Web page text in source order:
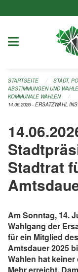
STARTSEITE
STADT,
ABSTIMMUNGEN UND
KOMMUNALE WAHLEN
14.06.2026 - ERSATZWAHL
Stadtrat
Am Sonntag, 14.
Wahlgang der
für ein Mitglied
Amtsdauer 2025
Wahlen hat
Mehr erreicht.